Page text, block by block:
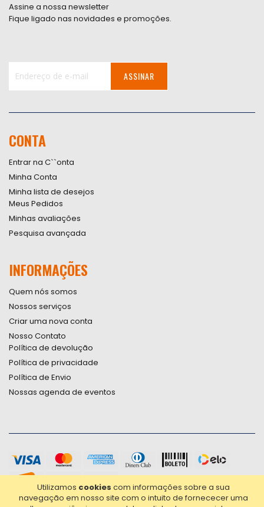
Utilizamos cookies com informações sobre a sua
navegação em nosso site com o intuito de fornececer uma
Assine a nossa newsletter
Fique ligado nas novidades e promoções.
Newsletter:
ASSINAR
CONTA
Entrar na C``onta
Minha Conta
Minha lista de desejos
Meus Pedidos
Minhas avaliações
Pesquisa avançada
INFORMAÇÕES
Quem nós somos
Nossos serviços
Criar uma nova conta
Nosso Contato
Política de devolução
Política de privacidade
Política de Envio
Nossas agenda de eventos